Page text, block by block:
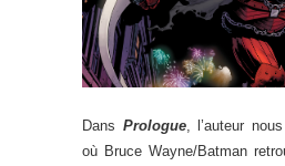
Dans Prologue, l’auteur
où Bruce Wayne/Batman